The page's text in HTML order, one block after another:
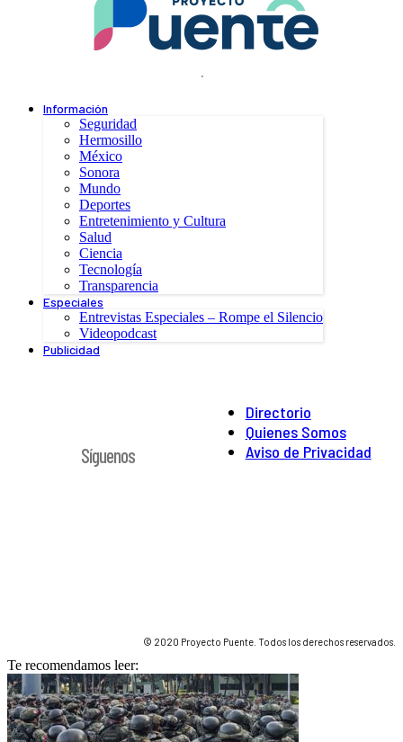
.
Información
Seguridad
Hermosillo
México
Sonora
Mundo
Deportes
Entretenimiento y Cultura
Salud
Ciencia
Tecnología
Transparencia
Especiales
Entrevistas Especiales – Rompe el Silencio
Videopodcast
Publicidad
Directorio
Quienes Somos
Aviso de Privacidad
Síguenos
© 2020 Proyecto Puente. Todos los derechos reservados.
Te recomendamos leer: